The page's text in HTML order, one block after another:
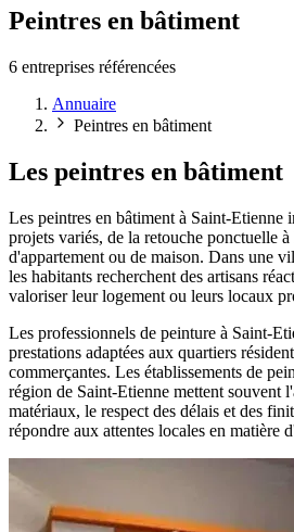
Peintres en bâtiment
6 entreprises référencées
Annuaire
Peintres en bâtiment
Les peintres en bâtiment
Les peintres en bâtiment à Saint-Etienne
projets variés, de la retouche ponctuelle
d'appartement ou de maison. Dans une
les habitants recherchent des artisans
valoriser leur logement ou leurs locaux
Les professionnels de peinture à Saint-
prestations adaptées aux quartiers
commerçantes. Les établissements de
région de Saint-Etienne mettent souvent
matériaux, le respect des délais et des
répondre aux attentes locales en matière